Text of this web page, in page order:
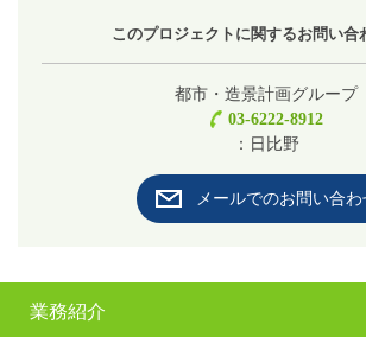
このプロジェクトに関するお問い合
都市・造景計画グループ
03-6222-8912
：日比野
メールでのお問い合わ
業務紹介